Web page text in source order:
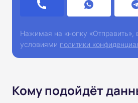
Нажимая на кнопку «Отправить»,
условиями политики
Кому подойдёт